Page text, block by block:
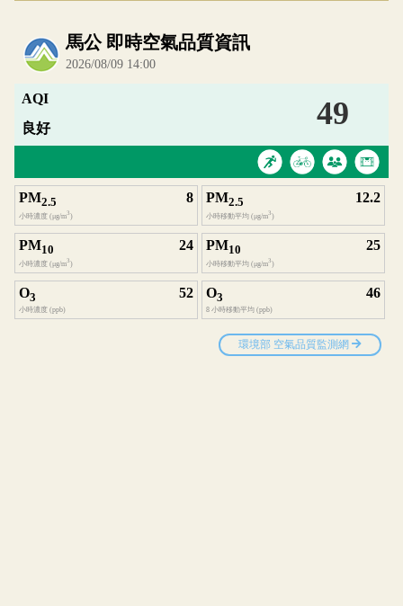
內嵌空氣品質小工具為視覺預覽，完整即時空